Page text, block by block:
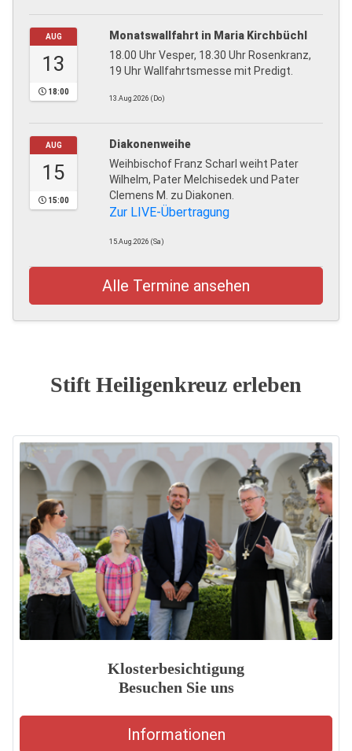
AUG
13
18:00
Monatswallfahrt in Maria Kirchbüchl
18.00 Uhr Vesper, 18.30 Uhr Rosenkranz,
19 Uhr Wallfahrtsmesse mit Predigt.
13.Aug.2026 (Do)
AUG
15
15:00
Diakonenweihe
Weihbischof Franz Scharl weiht Pater
Wilhelm, Pater Melchisedek und Pater
Clemens M. zu Diakonen.
Zur LIVE-Übertragung
15.Aug.2026 (Sa)
Alle Termine ansehen
Stift Heiligenkreuz erleben
Klosterbesichtigung
Besuchen Sie uns
Informationen